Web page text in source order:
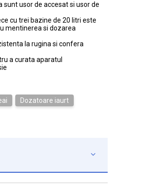
usor de accesat si usor de
cu trei bazine de 20 litri este
mentinerea si dozarea
la rugina si confera
a curata aparatul
Dozatoare iaurt
